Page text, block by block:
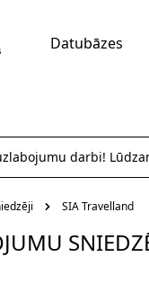
Datubāzes
darbi!
SIA Travelland